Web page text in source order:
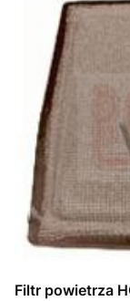
Filtr powietrza